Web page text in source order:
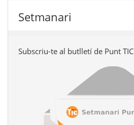
Setmanari
Subscriu-te al butlletí de Punt TIC